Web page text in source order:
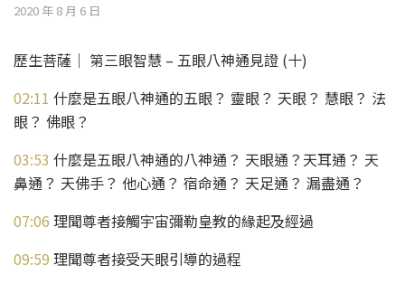
2020 年 8 月 6 日
歷生菩薩│ 第三眼智慧 – 五眼八神通見證 (十)
02:11 什麼是五眼八神通的五眼？ 靈眼？ 天眼？ 慧眼？ 法
眼？ 佛眼？
03:53 什麼是五眼八神通的八神通？ 天眼通？天耳通？ 天
鼻通？ 天佛手？ 他心通？ 宿命通？ 天足通？ 漏盡通？
07:06 理聞尊者接觸宇宙彌勒皇教的緣起及經過
09:59 理聞尊者接受天眼引導的過程